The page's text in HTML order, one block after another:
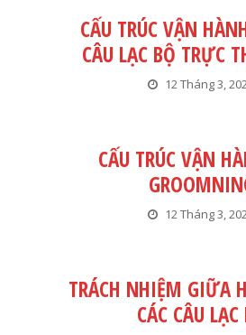
CẤU TRÚC VẬN
CÂU LẠC BỘ TRỰC
12 Tháng 3,
CẤU TRÚC VẬN
12 Tháng 3,
TRÁCH NHIỆM GIỮA
CÁC CÂU LẠC